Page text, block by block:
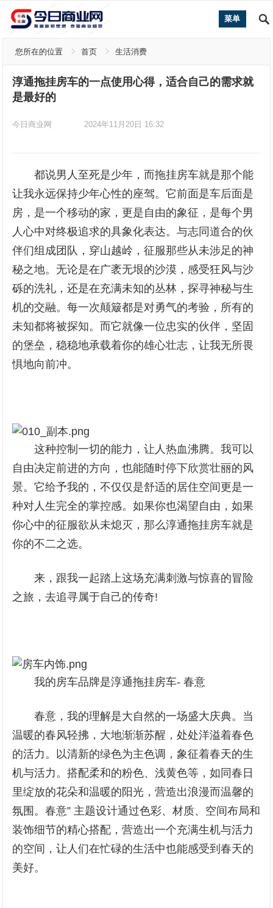
菜单
您所在的位置 首页 生活消费
淳通拖挂房车的一点使用心得，适合自己的需求就
是最好的
今日商业网 2024年11月20日 16:32
都说男人至死是少年，而拖挂房车就是那个能
让我永远保持少年心性的座驾。它前面是车后面是
房，是一个移动的家，更是自由的象征，是每个男
人心中对终极追求的具象化表达。与志同道合的伙
伴们组成团队，穿山越岭，征服那些从未涉足的神
秘之地。无论是在广袤无垠的沙漠，感受狂风与沙
砾的洗礼，还是在充满未知的丛林，探寻神秘与生
机的交融。每一次颠簸都是对勇气的考验，所有的
未知都将被探知。而它就像一位忠实的伙伴，坚固
的堡垒，稳稳地承载着你的雄心壮志，让我无所畏
惧地向前冲。
这种控制一切的能力，让人热血沸腾。我可以
自由决定前进的方向，也能随时停下欣赏壮丽的风
景。它给予我的，不仅仅是舒适的居住空间更是一
种对人生完全的掌控感。如果你也渴望自由，如果
你心中的征服欲从未熄灭，那么淳通拖挂房车就是
你的不二之选。
来，跟我一起踏上这场充满刺激与惊喜的冒险
之旅，去追寻属于自己的传奇!
我的房车品牌是淳通拖挂房车- 春意
春意，我的理解是大自然的一场盛大庆典。当
温暖的春风轻拂，大地渐渐苏醒，处处洋溢着春色
的活力。以清新的绿色为主色调，象征着春天的生
机与活力。搭配柔和的粉色、浅黄色等，如同春日
里绽放的花朵和温暖的阳光，营造出浪漫而温馨的
氛围。春意” 主题设计通过色彩、材质、空间布局和
装饰细节的精心搭配，营造出一个充满生机与活力
的空间，让人们在忙碌的生活中也能感受到春天的
美好。